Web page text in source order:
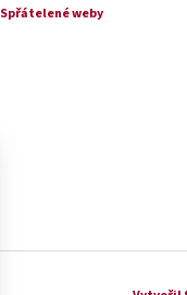
Spřátelené weby